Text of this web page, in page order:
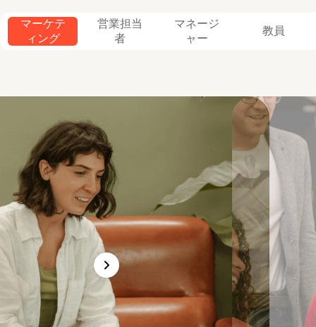
マーケテ
ィング
営業担当
者
マネージ
ャー
教員